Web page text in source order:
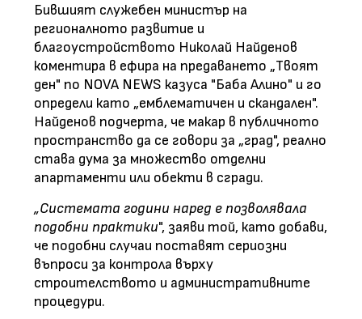
Бившият служебен министър на
регионалното развитие и
благоустройството Николай Найденов
коментира в ефира на предаването „Твоят
ден" по NOVA NEWS казуса "Баба Алино" и го
определи като „емблематичен и скандален".
Найденов подчерта, че макар в публичното
пространство да се говори за „град", реално
става дума за множество отделни
апартаменти или обекти в сгради.
„Системата години наред е позволявала
подобни практики", заяви той, като добави,
че подобни случаи поставят сериозни
въпроси за контрола върху
строителството и административните
процедури.